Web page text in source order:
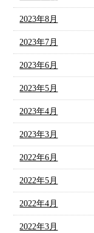
2023年8月
2023年7月
2023年6月
2023年5月
2023年4月
2023年3月
2022年6月
2022年5月
2022年4月
2022年3月